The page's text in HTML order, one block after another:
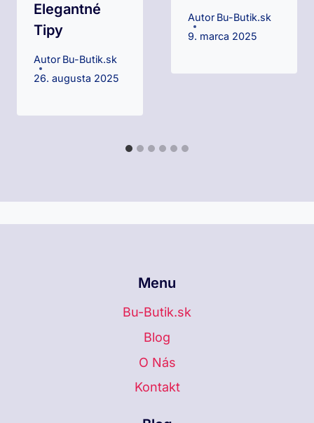
Elegantné
Tipy
Autor Bu-Butik.sk
26. augusta 2025
Autor Bu-Butik.sk
9. marca 2025
Menu
Bu-Butik.sk
Blog
O Nás
Kontakt